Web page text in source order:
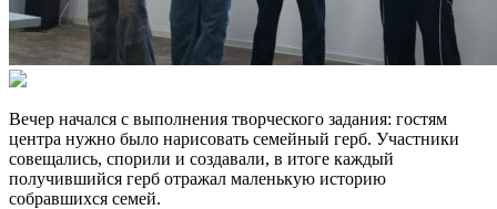
Вечер начался с выполнения творческого задания: гостям
центра нужно было нарисовать семейный герб. Участники
совещались, спорили и создавали, в итоге каждый
получившийся герб отражал маленькую историю
собравшихся семей.